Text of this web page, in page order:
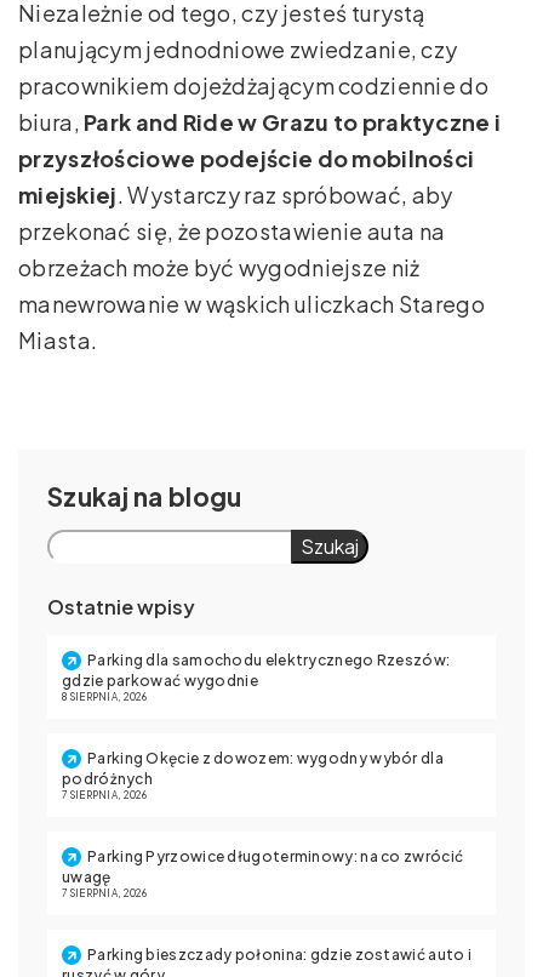
Niezależnie od tego, czy jesteś turystą
planującym jednodniowe zwiedzanie, czy
pracownikiem dojeżdżającym codziennie do
biura, Park and Ride w Grazu to praktyczne i
przyszłościowe podejście do mobilności
miejskiej. Wystarczy raz spróbować, aby
przekonać się, że pozostawienie auta na
obrzeżach może być wygodniejsze niż
manewrowanie w wąskich uliczkach Starego
Miasta.
Szukaj
Szukaj
Ostatnie wpisy
Parking dla samochodu elektrycznego Rzeszów:
gdzie parkować wygodnie
8 SIERPNIA, 2026
Parking Okęcie z dowozem: wygodny wybór dla
podróżnych
7 SIERPNIA, 2026
Parking Pyrzowice długoterminowy: na co zwrócić
uwagę
7 SIERPNIA, 2026
Parking bieszczady połonina: gdzie zostawić auto i